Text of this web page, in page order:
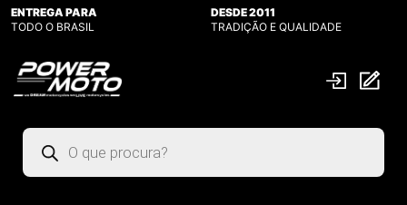
ENTREGA PARA
TODO O BRASIL
DESDE 2011
TRADIÇÃO E QUALIDADE
Pesquisar
produtos